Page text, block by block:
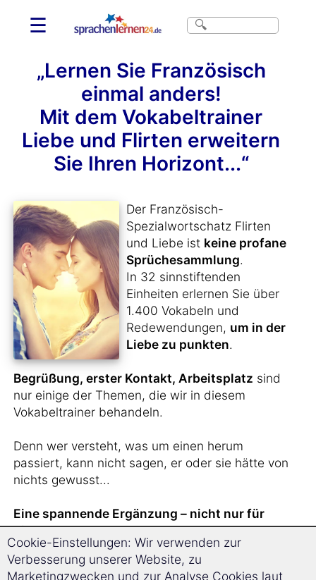
☰
„Lernen Sie Französisch
einmal anders!
Mit dem Vokabeltrainer
Liebe und Flirten erweitern
Sie Ihren Horizont...“
Der Französisch-
Spezialwortschatz Flirten
und Liebe ist keine profane
Sprüchesammlung.
In 32 sinnstiftenden
Einheiten erlernen Sie über
1.400 Vokabeln und
Redewendungen, um in der
Liebe zu punkten.
Begrüßung, erster Kontakt, Arbeitsplatz sind
nur einige der Themen, die wir in diesem
Vokabeltrainer behandeln.
Denn wer versteht, was um einen herum
passiert, kann nicht sagen, er oder sie hätte von
nichts gewusst...
Eine spannende Ergänzung – nicht nur für
Singles.
Cookie-Einstellungen: Wir verwenden zur
Verbesserung unserer Website, zu
Marketingzwecken und zur Analyse Cookies laut